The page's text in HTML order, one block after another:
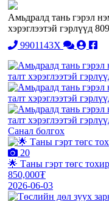
Амьдралд тань гэрэл
хэрэглээтэй гэрлүүд
9901143X
Санал болгох
20
🌟 Таны гэрт төгс
850,000₮
2026-06-03